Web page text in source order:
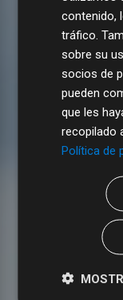
contenido,
tráfico.
sobre su
socios de
pueden
que les
recopilado
Política de